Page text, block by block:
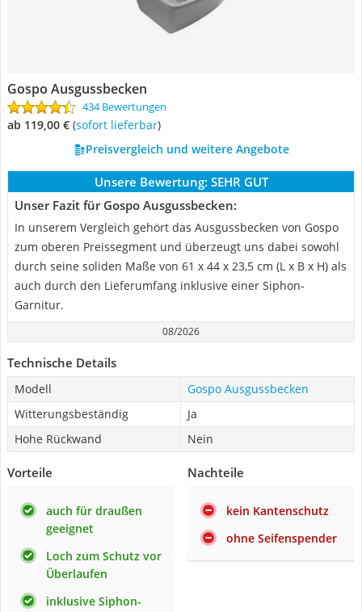
Gospo Ausgussbecken
434 Bewertungen
ab 119,00 € ( Sofort lieferbar)
Preisvergleich und weitere Angebote
Unsere Bewertung: SEHR GUT
Unser Fazit für Gospo Ausgussbecken:
In unserem Vergleich gehört das Ausgussbecken von Gospo
zum oberen Preissegment und überzeugt uns dabei sowohl
durch seine soliden Maße von 61 x 44 x 23,5 cm (L x B x H) als
auch durch den Lieferumfang inklusive einer Siphon-
Garnitur.
08/2026
Technische Details
Modell
Gospo Ausgussbecken
Witterungsbeständig
Ja
Hohe Rückwand
Nein
Vorteile
auch für draußen
geeignet
Loch zum Schutz vor
Überlaufen
inklusive Siphon-
Nachteile
kein Kantenschutz
ohne Seifenspender